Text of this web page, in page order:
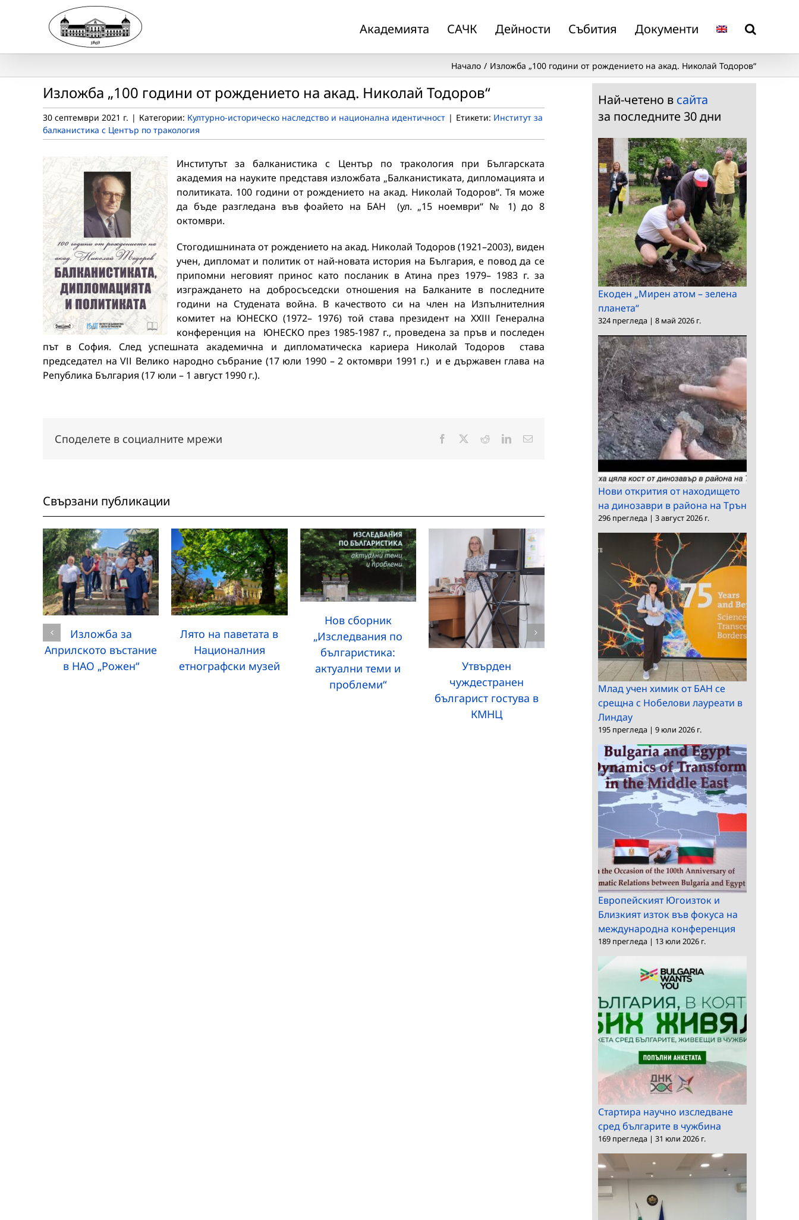
Академията САЧК Дейности Събития Документи
Начало Изложба „100 години от рождението на акад. Николай Тодоров“
Изложба „100 години от рождението на акад. Николай Тодоров“
30 септември 2021 г. | Категории: Културно-историческо наследство и национална идентичност | Етикети: Институт за
балканистика с Център по тракология
Институтът за балканистика с Център по тракология при Българската
академия на науките представя изложбата „Балканистиката, дипломацията и
политиката. 100 години от рождението на акад. Николай Тодоров“. Тя може
да бъде разгледана във фоайето на БАН (ул. „15 ноември“ № 1) до 8
октомври.
Стогодишнината от рождението на акад. Николай Тодоров (1921–2003), виден
учен, дипломат и политик от най-новата история на България, е повод да се
припомни неговият принос като посланик в Атина през 1979– 1983 г. за
изграждането на добросъседски отношения на Балканите в последните
години на Студената война. В качеството си на член на Изпълнителния
комитет на ЮНЕСКО (1972– 1976) той става президент на ХХІІІ Генерална
конференция на ЮНЕСКО през 1985-1987 г., проведена за пръв и последен
път в София. След успешната академична и дипломатическа кариера Николай Тодоров става
председател на VІІ Велико народно събрание (17 юли 1990 – 2 октомври 1991 г.) и е държавен глава на
Република България (17 юли – 1 август 1990 г.).
Споделете в социалните мрежи Facebook RedditLinkedInЕлектронна
Свързани публикации
Изложба за
Априлското въстание
в НАО „Рожен“
Лято на паветата в
Националния
етнографски музей
Нов сборник
„Изследвания по
българистика:
актуални теми и
проблеми“
Утвърден
чуждестранен
българист гостува в
КМНЦ
Европейският
Югоизток и Близкият
изток във фокуса на
международна
конференция
БАН представя в
парламента изложба
за Априлското
въстание
Най-четено в сайта
за последните 30 дни
Екоден „Мирен атом – зелена
планета“
324 прегледа | 8 май 2026 г.
Нови открития от находището
на динозаври в района на Трън
296 прегледа | 3 август 2026 г.
Млад учен химик от БАН се
срещна с Нобелови лауреати в
Линдау
195 прегледа | 9 юли 2026 г.
Европейският Югоизток и
Близкият изток във фокуса на
международна конференция
189 прегледа | 13 юли 2026 г.
Стартира научно изследване
сред българите в чужбина
169 прегледа | 31 юли 2026 г.